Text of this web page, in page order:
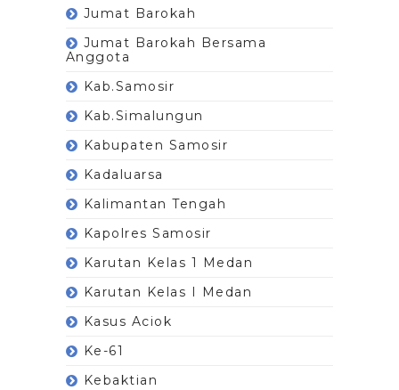
Jumat Barokah
Jumat Barokah Bersama
Anggota
Kab.Samosir
Kab.Simalungun
Kabupaten Samosir
Kadaluarsa
Kalimantan Tengah
Kapolres Samosir
Karutan Kelas 1 Medan
Karutan Kelas I Medan
Kasus Aciok
Ke-61
Kebaktian